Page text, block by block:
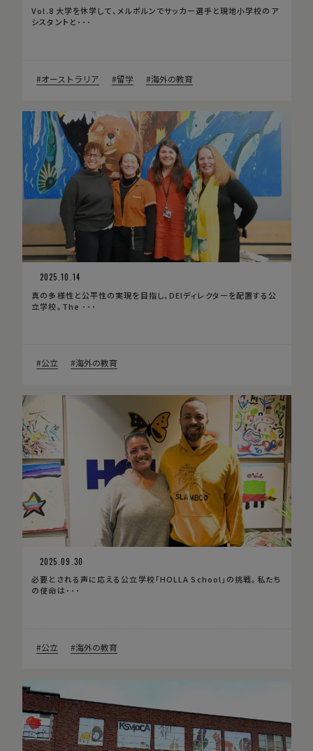
Vol.8 大学を休学して、メルボルンでサッカー選手と現地小学校のア
シスタントと･･･
オーストラリア 留学 海外の教育
2025.10.14
真の多様性と公平性の実現を目指し、DEIディレクターを配置する公
立学校。The ･･･
公立 海外の教育
2025.09.30
必要とされる声に応える公立学校「HOLLA School」の挑戦。私たち
の使命は･･･
公立 海外の教育